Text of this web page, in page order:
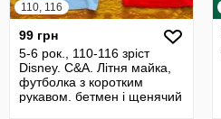
110, 116
99 грн
5-6 рок., 110-116 зріст
Disney. C&A. Літня майка,
футболка з коротким
рукавом. бетмен і щенячий